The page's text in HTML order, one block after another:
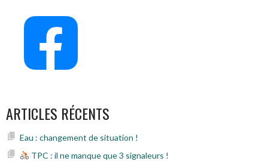
ARTICLES RÉCENTS
Eau : changement de situation !
TPC : il ne manque que 3 signaleurs !